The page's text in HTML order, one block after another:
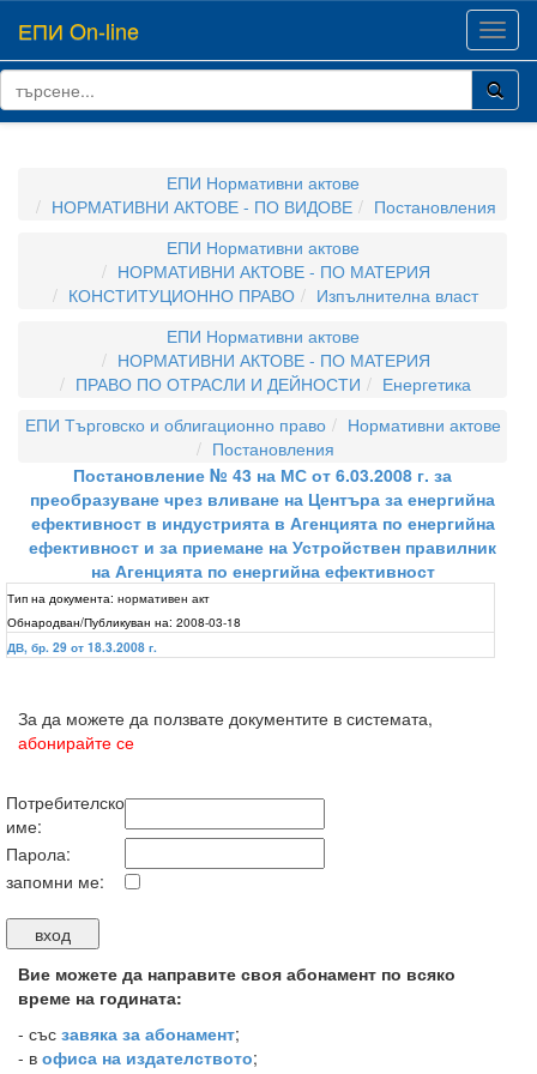
ЕПИ On-line
ЕПИ Нормативни актове
НОРМАТИВНИ АКТОВЕ - ПО ВИДОВЕ
Постановления
ЕПИ Нормативни актове
НОРМАТИВНИ АКТОВЕ - ПО МАТЕРИЯ
КОНСТИТУЦИОННО ПРАВО
Изпълнителна власт
ЕПИ Нормативни актове
НОРМАТИВНИ АКТОВЕ - ПО МАТЕРИЯ
ПРАВО ПО ОТРАСЛИ И ДЕЙНОСТИ
Енергетика
ЕПИ Търговско и облигационно право
Нормативни актове
Постановления
Постановление № 43 на МС от 6.03.2008 г. за
преобразуване чрез вливане на Центъра за енергийна
ефективност в индустрията в Агенцията по енергийна
ефективност и за приемане на Устройствен правилник
на Агенцията по енергийна ефективност
Тип на документа: нормативен акт
Обнародван/Публикуван на: 2008-03-18
ДВ, бр. 29 от 18.3.2008 г.
За да можете да ползвате документите в системата,
абонирайте се
Потребителско
име:
Парола:
запомни ме:
Вие можете да направите своя абонамент по всяко
време на годината:
- със завяка за абонамент;
- в офиса на издателството;